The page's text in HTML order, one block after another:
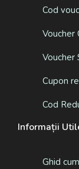
Cod
Voucher
Voucher
Cupon
Cod
Informații
Ghid